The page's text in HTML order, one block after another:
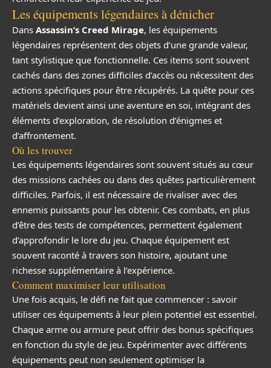
Les équipements légendaires à dénicher
Dans Assassin’s Creed Mirage, les équipements
légendaires représentent des objets d’une grande valeur,
tant stylistique que fonctionnelle. Ces items sont souvent
cachés dans des zones difficiles d’accès ou nécessitent des
actions spécifiques pour être récupérés. La quête pour ces
matériels devient ainsi une aventure en soi, intégrant des
éléments d’exploration, de résolution d’énigmes et
d’affrontement.
Où les trouver
Les équipements légendaires sont souvent situés au cœur
des missions cachées ou dans des quêtes particulièrement
difficiles. Parfois, il est nécessaire de rivaliser avec des
ennemis puissants pour les obtenir. Ces combats, en plus
d’être des tests de compétences, permettent également
d’approfondir le lore du jeu. Chaque équipement est
souvent raconté à travers son histoire, ajoutant une
richesse supplémentaire à l’expérience.
Comment maximiser leur utilisation
Une fois acquis, le défi ne fait que commencer : savoir
utiliser ces équipements à leur plein potentiel est essentiel.
Chaque arme ou armure peut offrir des bonus spécifiques
en fonction du style de jeu. Expérimenter avec différents
équipements peut non seulement optimiser la